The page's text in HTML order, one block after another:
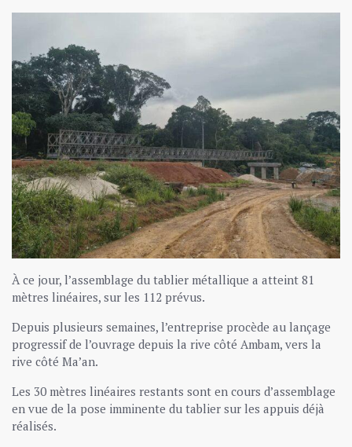
À ce jour, l’assemblage du tablier métallique a atteint 81
mètres linéaires, sur les 112 prévus.
Depuis plusieurs semaines, l’entreprise procède au lançage
progressif de l’ouvrage depuis la rive côté Ambam, vers la
rive côté Ma’an.
Les 30 mètres linéaires restants sont en cours d’assemblage
en vue de la pose imminente du tablier sur les appuis déjà
réalisés.